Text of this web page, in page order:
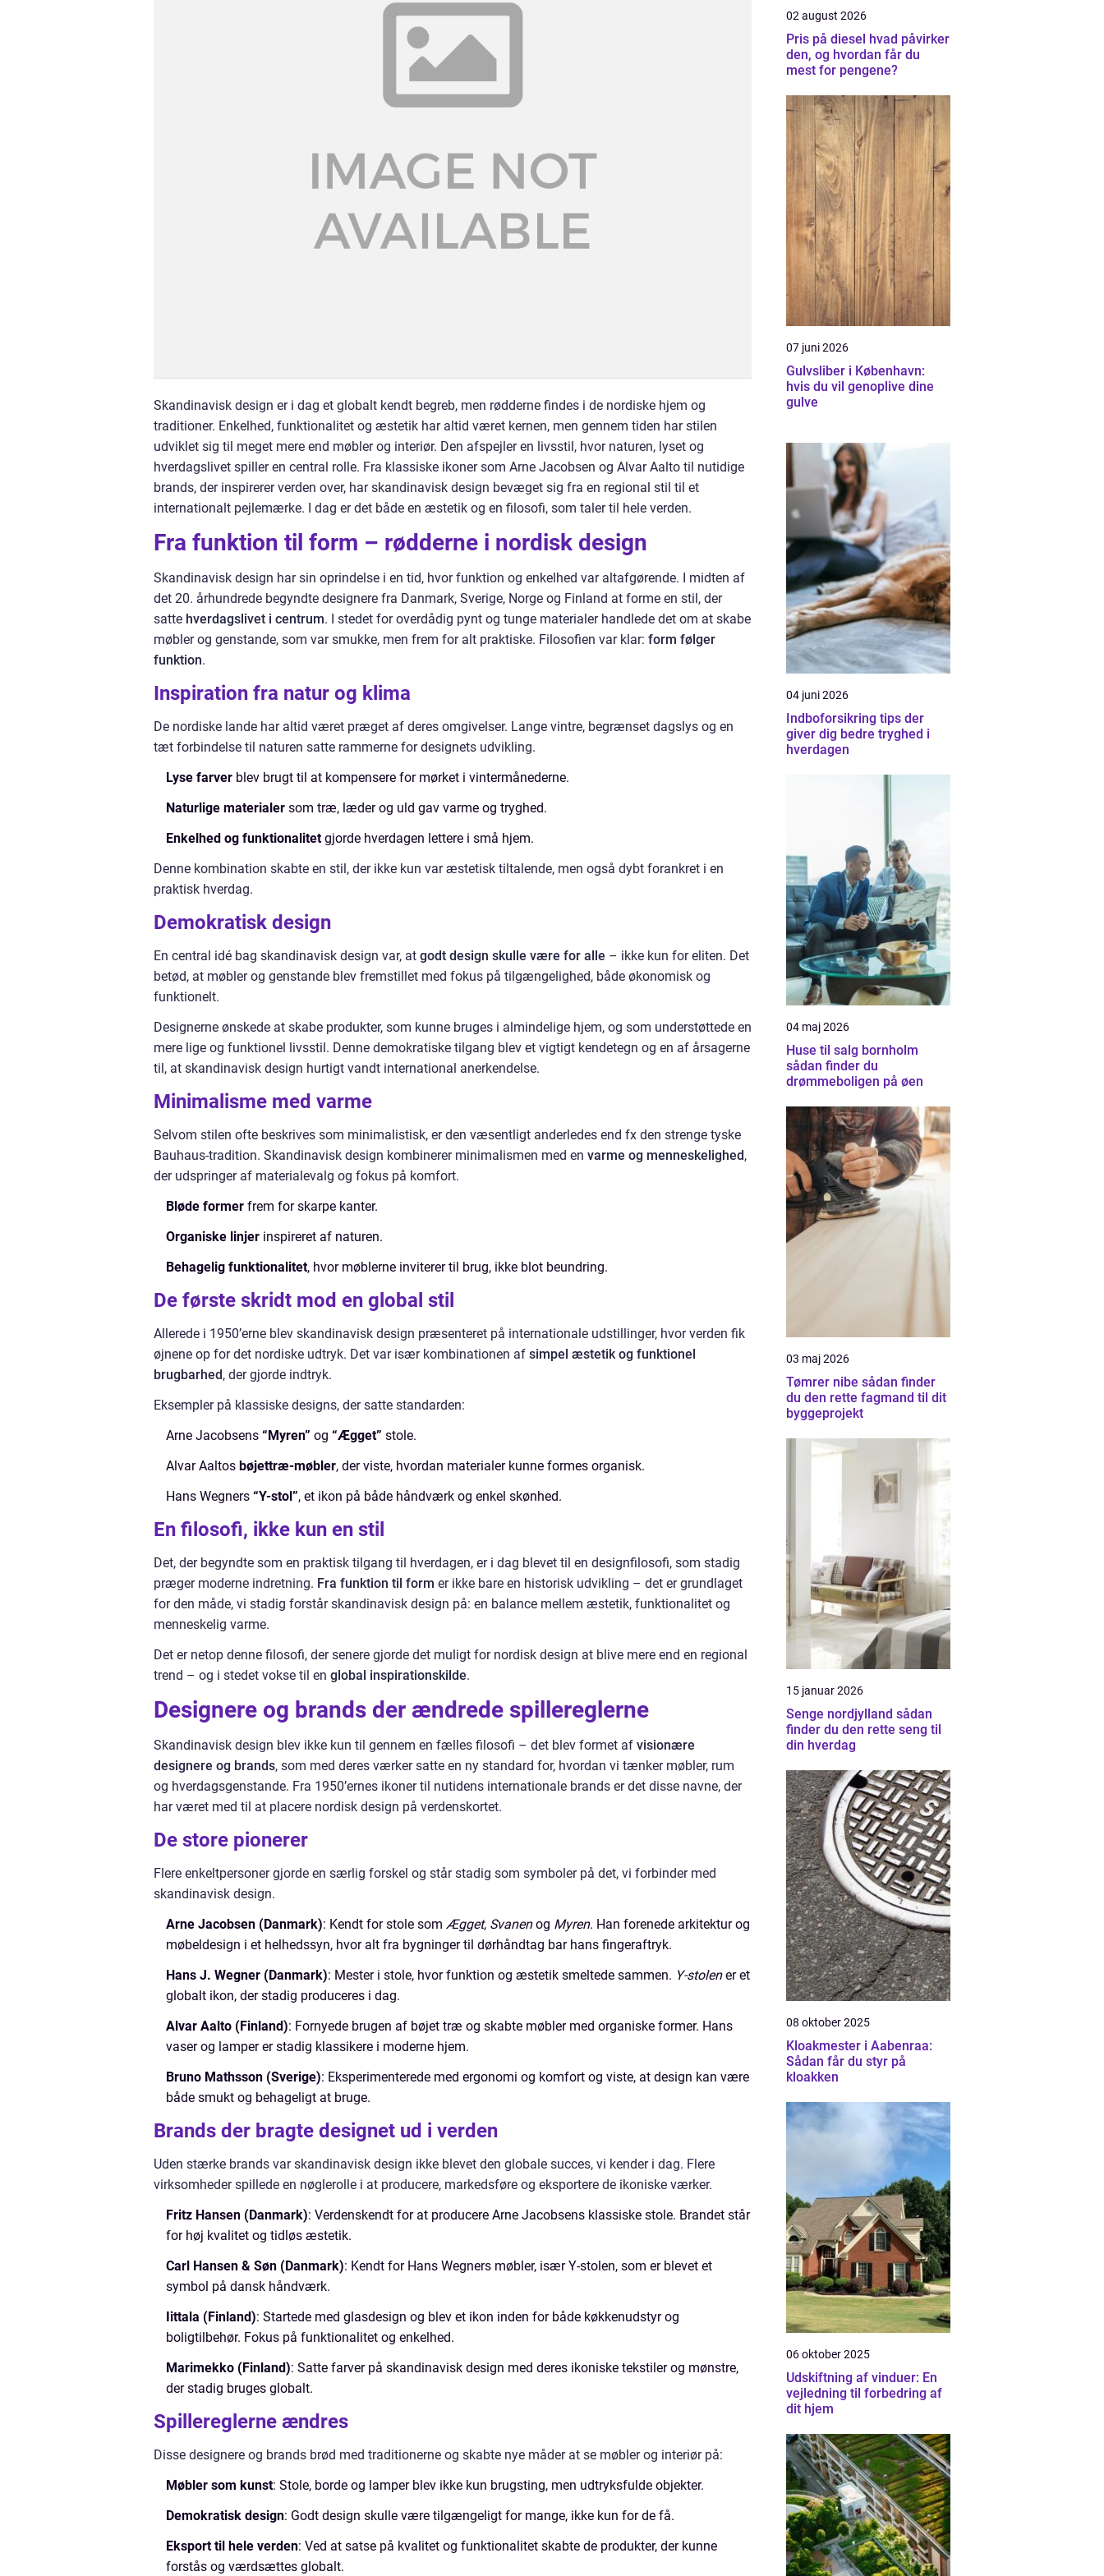
Skandinavisk design er i dag et globalt kendt begreb, men rødderne findes i de nordiske hjem og
traditioner. Enkelhed, funktionalitet og æstetik har altid været kernen, men gennem tiden har stilen
udviklet sig til meget mere end møbler og interiør. Den afspejler en livsstil, hvor naturen, lyset og
hverdagslivet spiller en central rolle. Fra klassiske ikoner som Arne Jacobsen og Alvar Aalto til nutidige
brands, der inspirerer verden over, har skandinavisk design bevæget sig fra en regional stil til et
internationalt pejlemærke. I dag er det både en æstetik og en filosofi, som taler til hele verden.
Fra funktion til form – rødderne i nordisk design
Skandinavisk design har sin oprindelse i en tid, hvor funktion og enkelhed var altafgørende. I midten af
det 20. århundrede begyndte designere fra Danmark, Sverige, Norge og Finland at forme en stil, der
satte hverdagslivet i centrum. I stedet for overdådig pynt og tunge materialer handlede det om at skabe
møbler og genstande, som var smukke, men frem for alt praktiske. Filosofien var klar: form følger
funktion.
Inspiration fra natur og klima
De nordiske lande har altid været præget af deres omgivelser. Lange vintre, begrænset dagslys og en
tæt forbindelse til naturen satte rammerne for designets udvikling.
Lyse farver blev brugt til at kompensere for mørket i vintermånederne.
Naturlige materialer som træ, læder og uld gav varme og tryghed.
Enkelhed og funktionalitetgjorde hverdagen lettere i små hjem.
Denne kombination skabte en stil, der ikke kun var æstetisk tiltalende, men også dybt forankret i en
praktisk hverdag.
Demokratisk design
En central idé bag skandinavisk design var, at godt design skulle være for alle – ikke kun for eliten. Det
betød, at møbler og genstande blev fremstillet med fokus på tilgængelighed, både økonomisk og
funktionelt.
Designerne ønskede at skabe produkter, som kunne bruges i almindelige hjem, og som understøttede en
mere lige og funktionel livsstil. Denne demokratiske tilgang blev et vigtigt kendetegn og en af årsagerne
til, at skandinavisk design hurtigt vandt international anerkendelse.
Minimalisme med varme
Selvom stilen ofte beskrives som minimalistisk, er den væsentligt anderledes end fx den strenge tyske
Bauhaus-tradition. Skandinavisk design kombinerer minimalismen med en varme og menneskelighed,
der udspringer af materialevalg og fokus på komfort.
Bløde former frem for skarpe kanter.
Organiske linjer inspireret af naturen.
Behagelig funktionalitet, hvor møblerne inviterer til brug, ikke blot beundring.
De første skridt mod en global stil
Allerede i 1950’erne blev skandinavisk design præsenteret på internationale udstillinger, hvor verden fik
øjnene op for det nordiske udtryk. Det var især kombinationen af simpel æstetik og funktionel
brugbarhed, der gjorde indtryk.
Eksempler på klassiske designs, der satte standarden:
Arne Jacobsens “Myren” og “Ægget” stole.
Alvar Aaltos bøjettræ-møbler, der viste, hvordan materialer kunne formes organisk.
Hans Wegners “Y-stol”, et ikon på både håndværk og enkel skønhed.
En filosofi, ikke kun en stil
Det, der begyndte som en praktisk tilgang til hverdagen, er i dag blevet til en designfilosofi, som stadig
præger moderne indretning. Fra funktion til form er ikke bare en historisk udvikling – det er grundlaget
for den måde, vi stadig forstår skandinavisk design på: en balance mellem æstetik, funktionalitet og
menneskelig varme.
Det er netop denne filosofi, der senere gjorde det muligt for nordisk design at blive mere end en regional
trend – og i stedet vokse til en global inspirationskilde.
Designere og brands der ændrede spillereglerne
Skandinavisk design blev ikke kun til gennem en fælles filosofi – det blev formet af visionære
designere og brands, som med deres værker satte en ny standard for, hvordan vi tænker møbler, rum
og hverdagsgenstande. Fra 1950’ernes ikoner til nutidens internationale brands er det disse navne, der
har været med til at placere nordisk design på verdenskortet.
De store pionerer
Flere enkeltpersoner gjorde en særlig forskel og står stadig som symboler på det, vi forbinder med
skandinavisk design.
Arne Jacobsen (Danmark): Kendt for stole som Ægget, Svanenog Myren. Han forenede arkitektur og
møbeldesign i et helhedssyn, hvor alt fra bygninger til dørhåndtag bar hans fingeraftryk.
Hans J. Wegner (Danmark): Mester i stole, hvor funktion og æstetik smeltede sammen. Y-stolener et
globalt ikon, der stadig produceres i dag.
Alvar Aalto (Finland): Fornyede brugen af bøjet træ og skabte møbler med organiske former. Hans
vaser og lamper er stadig klassikere i moderne hjem.
Bruno Mathsson (Sverige): Eksperimenterede med ergonomi og komfort og viste, at design kan være
både smukt og behageligt at bruge.
Brands der bragte designet ud i verden
Uden stærke brands var skandinavisk design ikke blevet den globale succes, vi kender i dag. Flere
virksomheder spillede en nøglerolle i at producere, markedsføre og eksportere de ikoniske værker.
Fritz Hansen (Danmark): Verdenskendt for at producere Arne Jacobsens klassiske stole. Brandet står
for høj kvalitet og tidløs æstetik.
Carl Hansen & Søn (Danmark): Kendt for Hans Wegners møbler, især Y-stolen, som er blevet et
symbol på dansk håndværk.
Iittala (Finland): Startede med glasdesign og blev et ikon inden for både køkkenudstyr og
boligtilbehør. Fokus på funktionalitet og enkelhed.
Marimekko (Finland): Satte farver på skandinavisk design med deres ikoniske tekstiler og mønstre,
der stadig bruges globalt.
Spillereglerne ændres
Disse designere og brands brød med traditionerne og skabte nye måder at se møbler og interiør på:
Møbler som kunst: Stole, borde og lamper blev ikke kun brugsting, men udtryksfulde objekter.
Demokratisk design: Godt design skulle være tilgængeligt for mange, ikke kun for de få.
Eksport til hele verden: Ved at satse på kvalitet og funktionalitet skabte de produkter, der kunne
forstås og værdsættes globalt.
02 august 2026
Pris på diesel hvad påvirker
den, og hvordan får du
mest for pengene?
07 juni 2026
Gulvsliber i København:
hvis du vil genoplive dine
gulve
04 juni 2026
Indboforsikring tips der
giver dig bedre tryghed i
hverdagen
04 maj 2026
Huse til salg bornholm
sådan finder du
drømmeboligen på øen
03 maj 2026
Tømrer nibe sådan finder
du den rette fagmand til dit
byggeprojekt
15 januar 2026
Senge nordjylland sådan
finder du den rette seng til
din hverdag
08 oktober 2025
Kloakmester i Aabenraa:
Sådan får du styr på
kloakken
06 oktober 2025
Udskiftning af vinduer: En
vejledning til forbedring af
dit hjem